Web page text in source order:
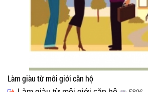
Làm giàu từ môi giới căn hộ